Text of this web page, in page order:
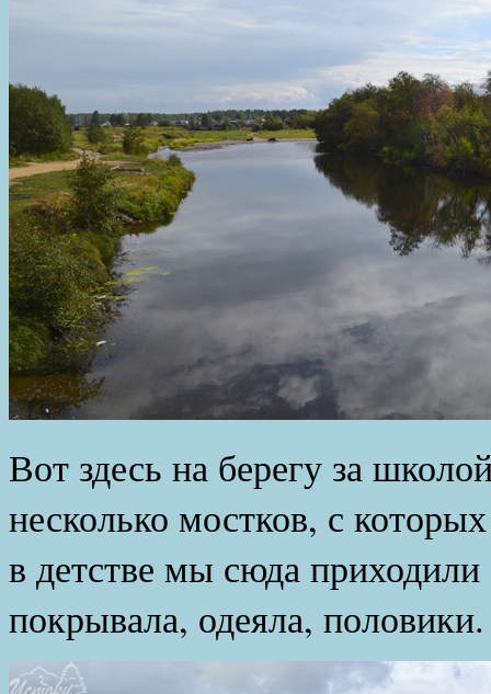
Вот здесь на берегу за
несколько мостков, с
в детстве мы сюда приходили
покрывала, одеяла, половики.